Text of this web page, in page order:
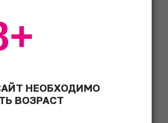
НЕОБХОДИМО
ВОЗРАСТ